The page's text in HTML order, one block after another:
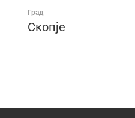
Град
Скопје